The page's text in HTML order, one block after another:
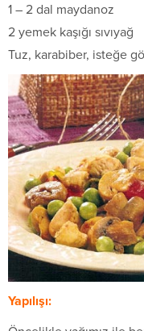
1 – 2 dal maydanoz
2 yemek kaşığı sıvıyağ
Tuz, karabiber, isteğe
Yapılışı: